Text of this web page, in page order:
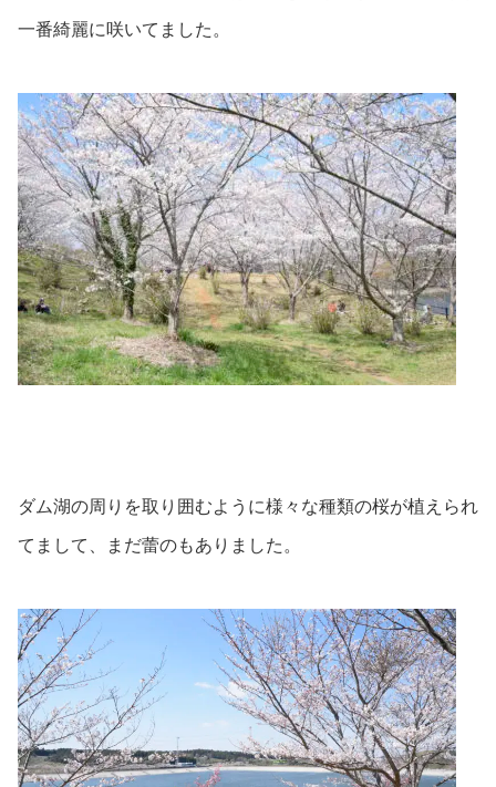
一番綺麗に咲いてました。
ダム湖の周りを取り囲むように様々な種類の桜が植えられ
てまして、まだ蕾のもありました。